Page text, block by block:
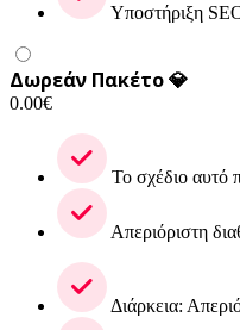
Υποστήριξη
Δωρεάν Πακέτο 💎
0.00€
Το σχέδιο αυτό
Απεριόριστη
Διάρκεια: